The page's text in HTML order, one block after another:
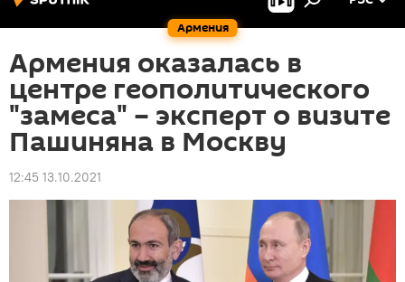
Армения
Армения оказалась в
центре геополитического
"замеса" – эксперт о визите
Пашиняна в Москву
12:45 13.10.2021